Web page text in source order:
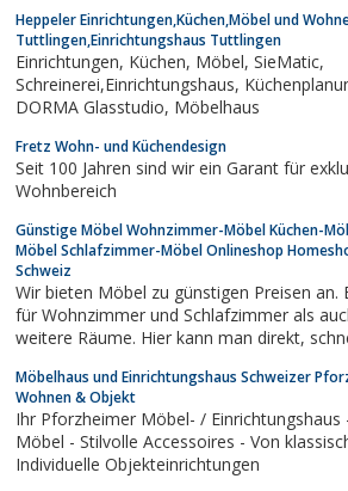
Heppeler Einrichtungen,Küchen,Möbel und
Tuttlingen,Einrichtungshaus Tuttlingen
Einrichtungen, Küchen, Möbel, SieMatic,
Schreinerei,Einrichtungshaus,
DORMA Glasstudio, Möbelhaus
Fretz Wohn- und Küchendesign
Seit 100 Jahren sind wir ein Garant für
Wohnbereich
Günstige Möbel Wohnzimmer-Möbel Küchen-
Möbel Schlafzimmer-Möbel Onlineshop
Schweiz
Wir bieten Möbel zu günstigen Preisen an.
für Wohnzimmer und Schlafzimmer als
weitere Räume. Hier kann man direkt, schnell und einfach die
lassen. Weitere Informationen und alles
Möbelhaus und Einrichtungshaus Schweizer
Wohnen & Objekt
Ihr Pforzheimer Möbel- / Einrichtungshaus - Exklusive
Möbel - Stilvolle Accessoires - Von
Individuelle Objekteinrichtungen